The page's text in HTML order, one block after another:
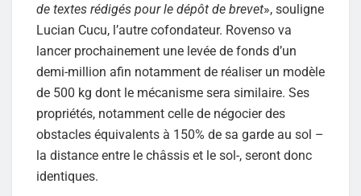
de textes rédigés pour le dépôt de brevet», souligne
Lucian Cucu, l’autre cofondateur. Rovenso va
lancer prochainement une levée de fonds d’un
demi-million afin notamment de réaliser un modèle
de 500 kg dont le mécanisme sera similaire. Ses
propriétés, notamment celle de négocier des
obstacles équivalents à 150% de sa garde au sol –
la distance entre le châssis et le sol-, seront donc
identiques.